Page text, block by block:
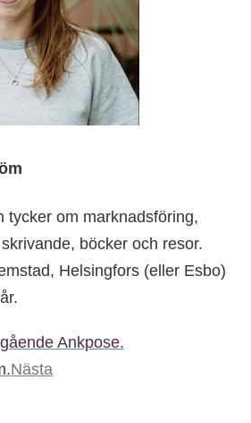
tycker om marknadsföring,
böcker och resor.
Helsingfors (eller Esbo)
Ankpose.
Nästa